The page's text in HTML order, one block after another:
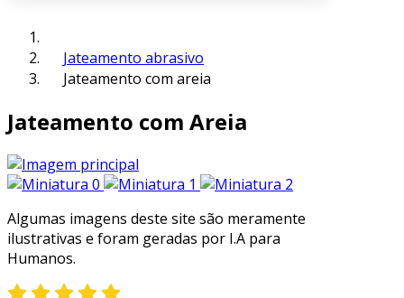
Jateamento abrasivo
Jateamento com areia
Jateamento com Areia
Algumas imagens deste site são meramente
ilustrativas e foram geradas por I.A para
Humanos.